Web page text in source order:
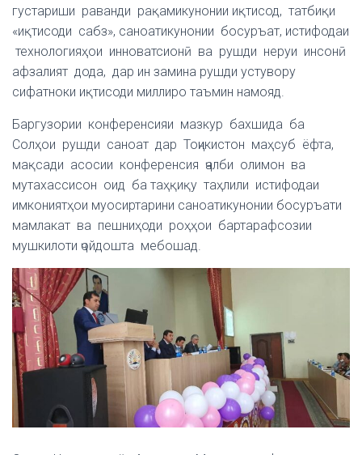
густариши раванди рақамикунонии иқтисод, татбиқи
«иқтисоди сабз», саноатикунонии босуръат, истифодаи
технологияҳои инноватсионӣ ва рушди неруи инсонӣ
афзалият дода, дар ин замина рушди устувору
сифатноки иқтисоди миллиро таъмин намояд.
Баргузории конференсияи мазкур бахшида ба
Солҳои рушди саноат дар Тоҷикистон маҳсуб ёфта,
мақсади асосии конференсия ҷалби олимон ва
мутахассисон оид ба таҳқиқу таҳлили истифодаи
имкониятҳои муосиртарини саноатикунонии босуръати
мамлакат ва пешниҳоди роҳҳои бартарафсозии
мушкилоти ҷойдошта мебошад.